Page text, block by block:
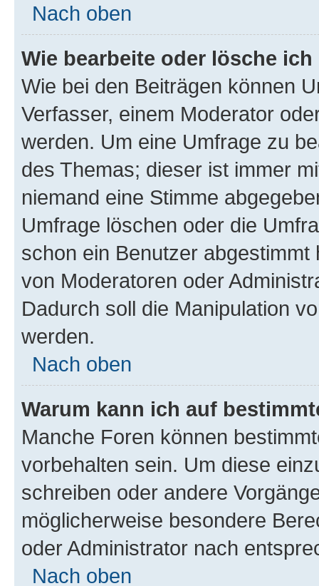
Nach oben
Wie bearbeite oder lösche
Wie bei den Beiträgen können
Verfasser, einem Moderator
werden. Um eine Umfrage zu
des Themas; dieser ist immer
niemand eine Stimme
Umfrage löschen oder die
schon ein Benutzer
von Moderatoren oder
Dadurch soll die Manipulation
werden.
Nach oben
Warum kann ich auf
Manche Foren können
vorbehalten sein. Um diese
schreiben oder andere
möglicherweise besondere
oder Administrator nach
Nach oben